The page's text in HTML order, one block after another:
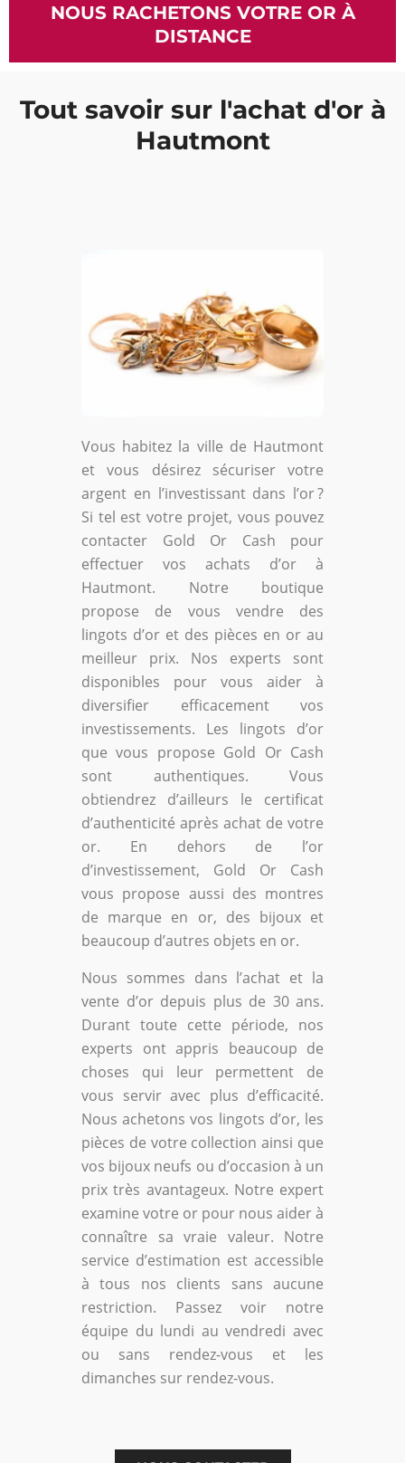
NOUS RACHETONS VOTRE OR À
DISTANCE
Tout savoir sur l'achat d'or à
Hautmont
Vous habitez la ville de Hautmont
et vous désirez sécuriser votre
argent en l’investissant dans l’or ?
Si tel est votre projet, vous pouvez
contacter Gold Or Cash pour
effectuer vos achats d’or à
Hautmont. Notre boutique
propose de vous vendre des
lingots d’or et des pièces en or au
meilleur prix. Nos experts sont
disponibles pour vous aider à
diversifier efficacement vos
investissements. Les lingots d’or
que vous propose Gold Or Cash
sont authentiques. Vous
obtiendrez d’ailleurs le certificat
d’authenticité après achat de votre
or. En dehors de l’or
d’investissement, Gold Or Cash
vous propose aussi des montres
de marque en or, des bijoux et
beaucoup d’autres objets en or.
Nous sommes dans l’achat et la
vente d’or depuis plus de 30 ans.
Durant toute cette période, nos
experts ont appris beaucoup de
choses qui leur permettent de
vous servir avec plus d’efficacité.
Nous achetons vos lingots d’or, les
pièces de votre collection ainsi que
vos bijoux neufs ou d’occasion à un
prix très avantageux. Notre expert
examine votre or pour nous aider à
connaître sa vraie valeur. Notre
service d’estimation est accessible
à tous nos clients sans aucune
restriction. Passez voir notre
équipe du lundi au vendredi avec
ou sans rendez-vous et les
dimanches sur rendez-vous.